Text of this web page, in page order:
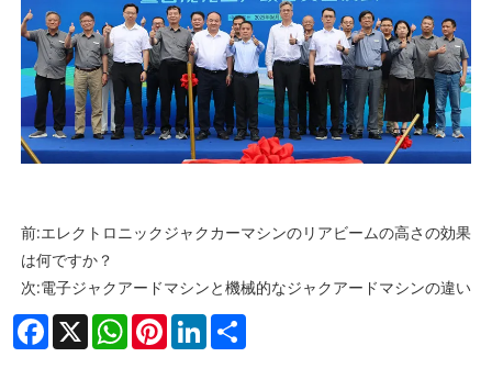
前:エレクトロニックジャクカーマシンのリアビームの高さの効果
は何ですか？
次:電子ジャクアードマシンと機械的なジャクアードマシンの違い
Facebook
X WhatsAppPinterestLinkedIn